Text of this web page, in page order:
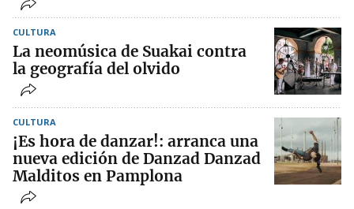
CULTURA
La neomúsica de Suakai contra
la geografía del olvido
CULTURA
¡Es hora de danzar!: arranca una
nueva edición de Danzad Danzad
Malditos en Pamplona